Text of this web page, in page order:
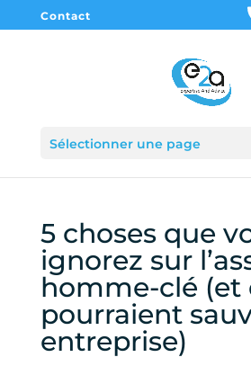
Contact
Sélectionner une page
5 choses que
ignorez sur
homme-clé (et
pourraient
entreprise)